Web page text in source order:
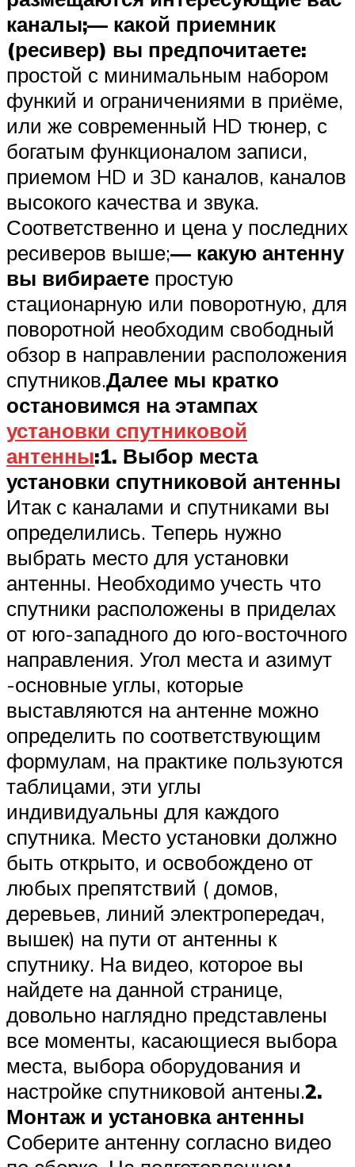
каналы;— какой приемник
(ресивер) вы предпочитаете:
простой с минимальным набором
функий и ограничениями в приёме,
или же современный HD тюнер, с
богатым функционалом записи,
приемом HD и 3D каналов, каналов
высокого качества и звука.
Соответственно и цена у последних
ресиверов выше;— какую антенну
вы вибираете простую
стационарную или поворотную, для
поворотной необходим свободный
обзор в направлении расположения
спутников.Далее мы кратко
остановимся на этампах
установки спутниковой
антенны:1. Выбор места
установки спутниковой антенны
Итак с каналами и спутниками вы
определились. Теперь нужно
выбрать место для установки
антенны. Необходимо учесть что
спутники расположены в приделах
от юго-западного до юго-восточного
направления. Угол места и азимут
-основные углы, которые
выставляются на антенне можно
определить по соответствующим
формулам, на практике пользуются
таблицами, эти углы
индивидуальны для каждого
спутника. Место установки должно
быть открыто, и освобождено от
любых препятствий ( домов,
деревьев, линий электропередач,
вышек) на пути от антенны к
спутнику. На видео, которое вы
найдете на данной странице,
довольно наглядно представлены
все моменты, касающиеся выбора
места, выбора оборудования и
настройке спутниковой антены.2.
Монтаж и установка антенны
Соберите антенну согласно видео